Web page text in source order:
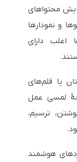
محتواهای
و نمودارها
اغلب دارای
یا قلم‌های
لمسی عمل
ترسیم،
هوشمند